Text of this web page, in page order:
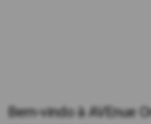
Bem-vindo à AVEnue